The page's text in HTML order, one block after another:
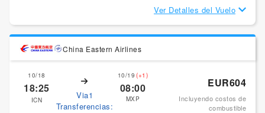
Ver Detalles del Vuelo
China Eastern Airlines
10/18
18:25
ICN
Via1
Transferencias:
10/19 (+1)
08:00
MXP
EUR604
Incluyendo costos de
combustible